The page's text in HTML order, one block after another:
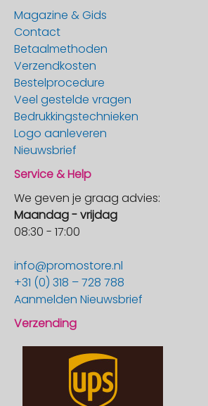
Magazine & Gids
Contact
Betaalmethoden
Verzendkosten
Bestelprocedure
Veel gestelde vragen
Bedrukkingstechnieken
Logo aanleveren
Nieuwsbrief
Service & Help
We geven je graag advies:
Maandag - vrijdag
08:30 - 17:00
info@promostore.nl
+31 (0) 318 – 728 788
Aanmelden Nieuwsbrief
Verzending